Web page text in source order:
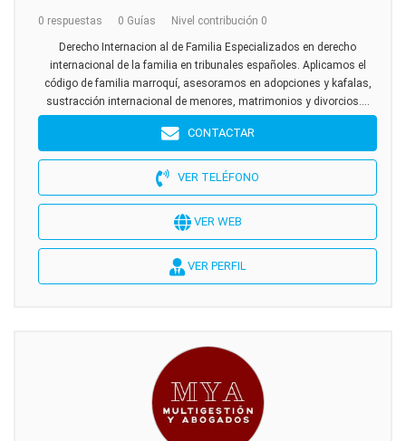
0 respuestas 0 Guías Nivel contribución 0
Derecho Internacion al de Familia Especializados en derecho
internacional de la familia en tribunales españoles. Aplicamos el
código de familia marroquí, asesoramos en adopciones y kafalas,
sustracción internacional de menores, matrimonios y divorcios....
CONTACTAR
VER TELÉFONO
VER WEB
VER PERFIL